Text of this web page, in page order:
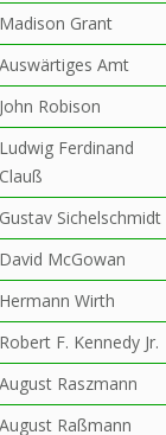
Madison Grant
Auswärtiges Amt
John Robison
Ludwig Ferdinand
Clauß
Gustav Sichelschmidt
David McGowan
Hermann Wirth
Robert F. Kennedy Jr.
August Raszmann
August Raßmann